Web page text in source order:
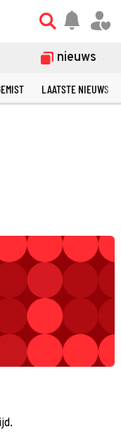
nieuws
LAATSTE NIEUWS